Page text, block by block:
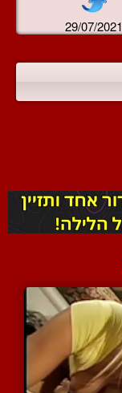
29/07/2021